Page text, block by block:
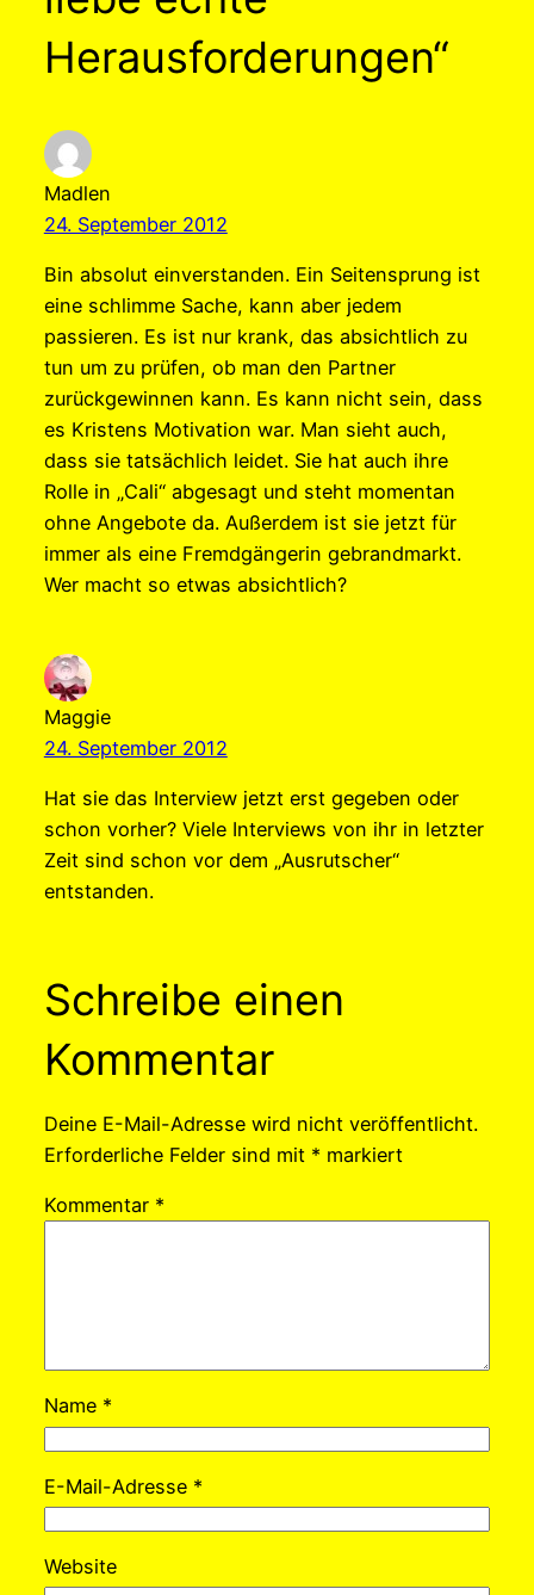
Herausforderungen“
Madlen
24. September 2012
Bin absolut einverstanden. Ein Seitensprung ist
eine schlimme Sache, kann aber jedem
passieren. Es ist nur krank, das absichtlich zu
tun um zu prüfen, ob man den Partner
zurückgewinnen kann. Es kann nicht sein, dass
es Kristens Motivation war. Man sieht auch,
dass sie tatsächlich leidet. Sie hat auch ihre
Rolle in „Cali“ abgesagt und steht momentan
ohne Angebote da. Außerdem ist sie jetzt für
immer als eine Fremdgängerin gebrandmarkt.
Wer macht so etwas absichtlich?
Maggie
24. September 2012
Hat sie das Interview jetzt erst gegeben oder
schon vorher? Viele Interviews von ihr in letzter
Zeit sind schon vor dem „Ausrutscher“
entstanden.
Schreibe einen
Kommentar
Deine E-Mail-Adresse wird nicht veröffentlicht.
Erforderliche Felder sind mit * markiert
Kommentar *
Name *
E-Mail-Adresse *
Website